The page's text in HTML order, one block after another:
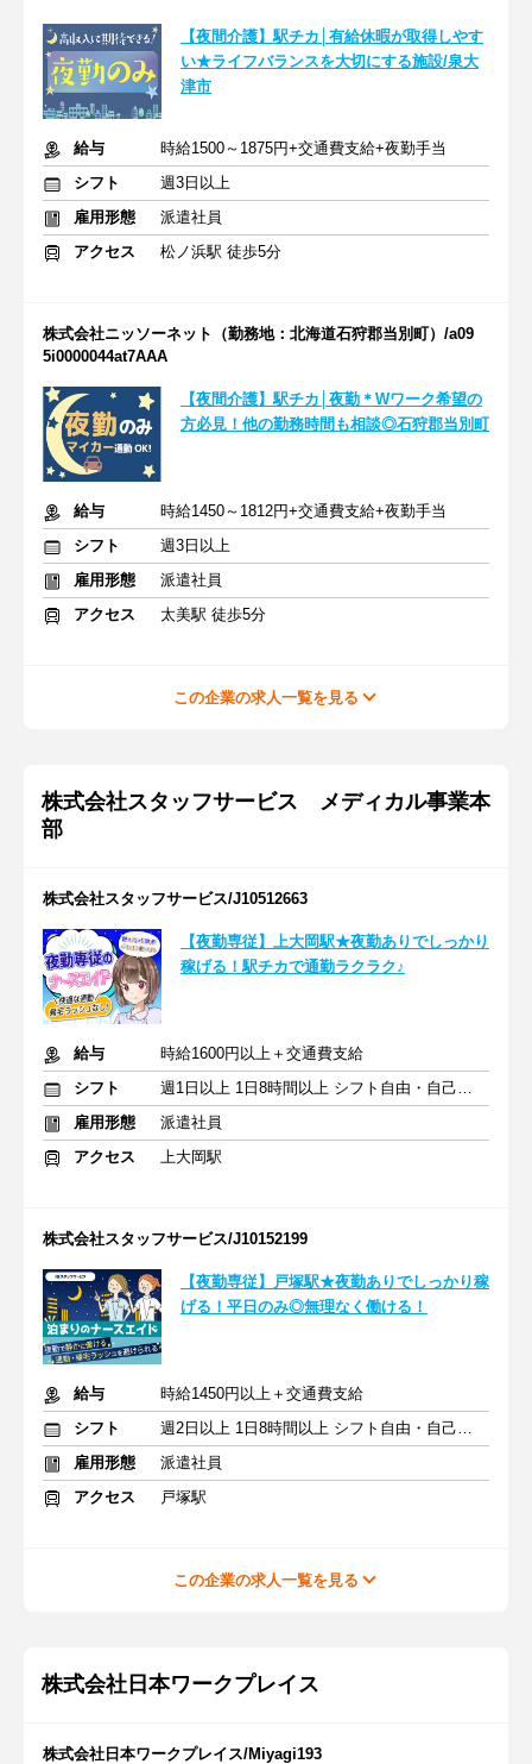
【夜間介護】駅チカ│有給休暇が取得しやす
い★ライフバランスを大切にする施設/泉大
津市
給与
時給1500～1875円+交通費支給+夜勤手当
シフト
週3日以上
雇用形態
派遣社員
アクセス
松ノ浜駅 徒歩5分
株式会社ニッソーネット（勤務地：北海道石狩郡当別町）/a09
5i0000044at7AAA
【夜間介護】駅チカ│夜勤＊Wワーク希望の
方必見！他の勤務時間も相談◎石狩郡当別町
給与
時給1450～1812円+交通費支給+夜勤手当
シフト
週3日以上
雇用形態
派遣社員
アクセス
太美駅 徒歩5分
この企業の求人一覧を見る
株式会社スタッフサービス メディカル事業本
部
株式会社スタッフサービス/J10512663
【夜勤専従】上大岡駅★夜勤ありでしっかり
稼げる！駅チカで通勤ラクラク♪
給与
時給1600円以上＋交通費支給
シフト
週1日以上 1日8時間以上 シフト自由・自己申告
雇用形態
派遣社員
アクセス
上大岡駅
株式会社スタッフサービス/J10152199
【夜勤専従】戸塚駅★夜勤ありでしっかり稼
げる！平日のみ◎無理なく働ける！
給与
時給1450円以上＋交通費支給
シフト
週2日以上 1日8時間以上 シフト自由・自己申告
雇用形態
派遣社員
アクセス
戸塚駅
この企業の求人一覧を見る
株式会社日本ワークプレイス
株式会社日本ワークプレイス/Miyagi193